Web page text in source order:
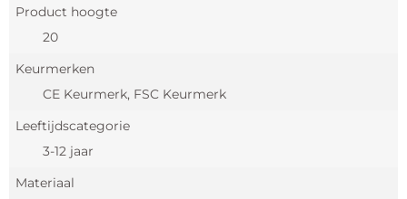
Product hoogte
20
Keurmerken
CE Keurmerk, FSC Keurmerk
Leeftijdscategorie
3-12 jaar
Materiaal